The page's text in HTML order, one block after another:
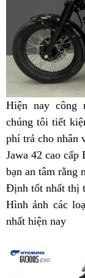
Hiện nay thống
kê
công
chúng tôi tiết
phí trả cho nhân
Jawa 42 cao
bạn Jawa
42
giá
ưu
Bình
an tâm rằng
Định tốt nhất thị
Hình ảnh thông
minh
các
nhất hiện nay